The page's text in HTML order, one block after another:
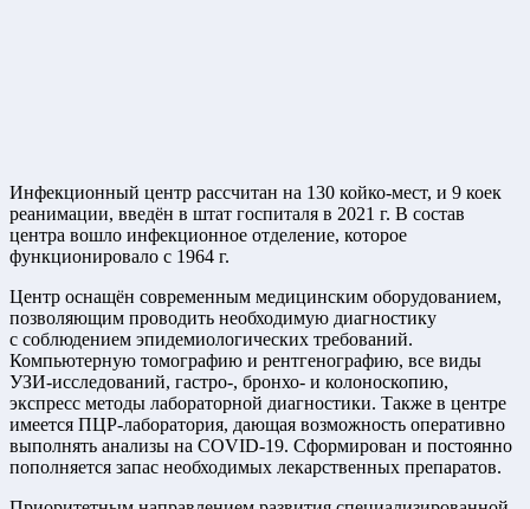
Инфекционный центр рассчитан на 130 койко-мест, и 9 коек
реанимации, введён в штат госпиталя в 2021 г. В состав
центра вошло инфекционное отделение, которое
функционировало с 1964 г.
Центр оснащён современным медицинским оборудованием,
позволяющим проводить необходимую диагностику
с соблюдением эпидемиологических требований.
Компьютерную томографию и рентгенографию, все виды
УЗИ-исследований, гастро-, бронхо- и колоноскопию,
экспресс методы лабораторной диагностики. Также в центре
имеется ПЦР-лаборатория, дающая возможность оперативно
выполнять анализы на COVID-19. Сформирован и постоянно
пополняется запас необходимых лекарственных препаратов.